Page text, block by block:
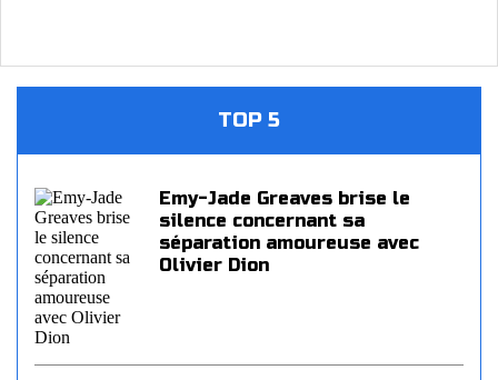
TOP 5
Emy-Jade Greaves brise le
silence concernant sa
séparation amoureuse avec
Olivier Dion